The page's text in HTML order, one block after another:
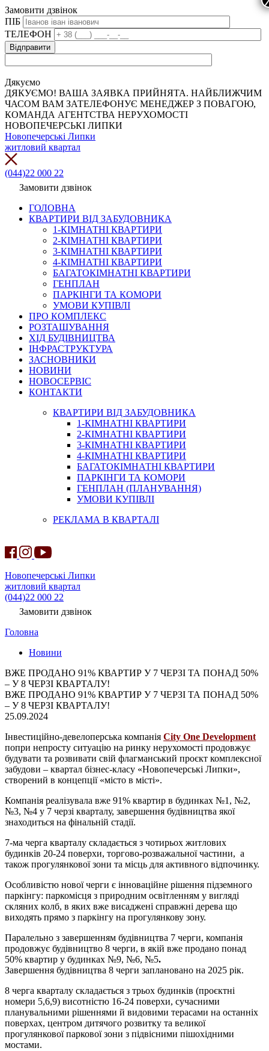
Замовити дзвінок
ПІБ
ТЕЛЕФОН
Дякуємо
ДЯКУЄМО! ВАША ЗАЯВКА ПРИЙНЯТА. НАЙБЛИЖЧИМ
ЧАСОМ ВАМ ЗАТЕЛЕФОНУЄ МЕНЕДЖЕР З ПОВАГОЮ,
КОМАНДА АГЕНТСТВА НЕРУХОМОСТІ
НОВОПЕЧЕРСЬКІ ЛИПКИ
Новопечерські Липки
житловий квартал
(044)22 000 22
Замовити дзвінок
ГОЛОВНА
КВАРТИРИ ВІД ЗАБУДОВНИКА
1-КІМНАТНІ КВАРТИРИ
2-КІМНАТНІ КВАРТИРИ
3-КІМНАТНІ КВАРТИРИ
4-КІМНАТНІ КВАРТИРИ
БАГАТОКІМНАТНІ КВАРТИРИ
ГЕНПЛАН
ПАРКІНГИ ТА КОМОРИ
УМОВИ КУПІВЛІ
ПРО КОМПЛЕКС
РОЗТАШУВАННЯ
ХІД БУДІВНИЦТВА
ІНФРАСТРУКТУРА
ЗАСНОВНИКИ
НОВИНИ
НОВОСЕРВІС
КОНТАКТИ
КВАРТИРИ ВІД ЗАБУДОВНИКА
1-КІМНАТНІ КВАРТИРИ
2-КІМНАТНІ КВАРТИРИ
3-КІМНАТНІ КВАРТИРИ
4-КІМНАТНІ КВАРТИРИ
БАГАТОКІМНАТНІ КВАРТИРИ
ПАРКІНГИ ТА КОМОРИ
ГЕНПЛАН (ПЛАНУВАННЯ)
УМОВИ КУПІВЛІ
РЕКЛАМА В КВАРТАЛІ
Новопечерські Липки
житловий квартал
(044)22 000 22
Замовити дзвінок
Головна
Новини
ВЖЕ ПРОДАНО 91% КВАРТИР У 7 ЧЕРЗІ ТА ПОНАД 50%
– У 8 ЧЕРЗІ КВАРТАЛУ!
ВЖЕ ПРОДАНО 91% КВАРТИР У 7 ЧЕРЗІ ТА ПОНАД 50%
– У 8 ЧЕРЗІ КВАРТАЛУ!
25.09.2024
Інвестиційно-девелоперська компанія City One Development
попри непросту ситуацію на ринку нерухомості продовжує
будувати та розвивати свій флагманський проєкт комплексної
забудови – квартал бізнес-класу «Новопечерські Липки»,
створений в концепції «місто в місті».
Компанія реалізувала вже 91% квартир в будинках №1, №2,
№3, №4 у 7 черзі кварталу, завершення будівництва якої
знаходиться на фінальній стадії.
7-ма черга кварталу складається з чотирьох житлових
будинків 20-24 поверхи, торгово-розважальної частини, а
також прогулянкової зони та місць для активного відпочинку.
Особливістю нової черги є інноваційне рішення підземного
паркінгу: паркомісця з природним освітленням у вигляді
скляних колб, в яких вже висаджені справжні дерева що
виходять прямо з паркінгу на прогулянкову зону.
Паралельно з завершенням будівництва 7 черги, компанія
продовжує будівництво 8 черги, в якій вже продано понад
50% квартир у будинках №9, №6, №5.
Завершення будівництва 8 черги заплановано на 2025 рік.
8 черга кварталу складається з трьох будинків (проєктні
номери 5,6,9) висотністю 16-24 поверхи, сучасними
планувальними рішеннями й видовими терасами на останніх
поверхах, центром дитячого розвитку та великої
прогулянкової паркової зони з підвісними пішохідними
мостами.